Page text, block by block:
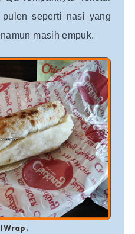
seperti nasi yang
masih empuk.
Wrap.